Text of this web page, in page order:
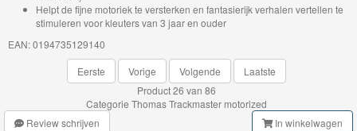
de
trein
hout
Thomas
Adventures
Helpt de fijne motoriek te versterken en fantasierijk verhalen vertellen te
stimuleren voor kleuters van 3 jaar en ouder
EAN: 0194735129140
Eerste
Vorige Volgende
Laatste
Product 26 van 86
Categorie Thomas Trackmaster motorized
Review schrijven
In winkelwagen